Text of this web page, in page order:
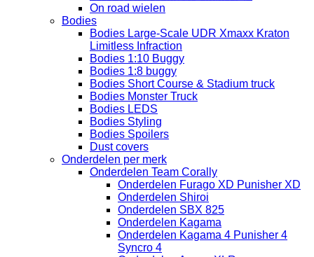
On road wielen
Bodies
Bodies Large-Scale UDR Xmaxx Kraton
Limitless Infraction
Bodies 1:10 Buggy
Bodies 1:8 buggy
Bodies Short Course & Stadium truck
Bodies Monster Truck
Bodies LEDS
Bodies Styling
Bodies Spoilers
Dust covers
Onderdelen per merk
Onderdelen Team Corally
Onderdelen Furago XD Punisher XD
Onderdelen Shiroi
Onderdelen SBX 825
Onderdelen Kagama
Onderdelen Kagama 4 Punisher 4
Syncro 4